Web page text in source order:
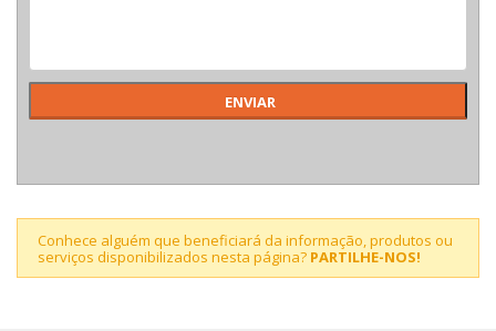
Conhece alguém que beneficiará da informação, produtos ou
serviços disponibilizados nesta página? PARTILHE-NOS!